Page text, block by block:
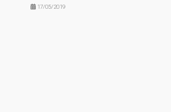
17/05/2019